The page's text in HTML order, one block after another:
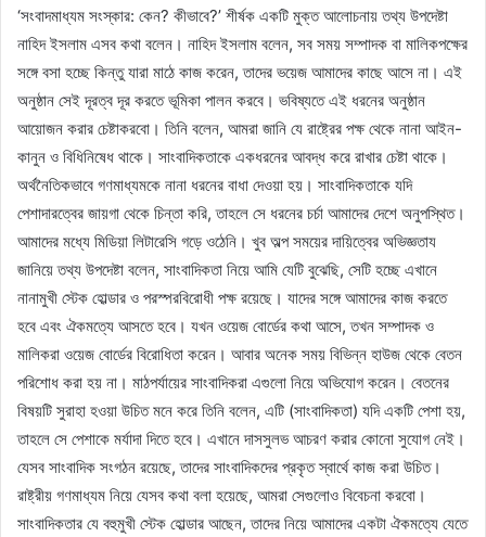
‘সংবাদমাধ্যম সংস্কার: কেন? কীভাবে?’ শীর্ষক একটি মুক্ত আলোচনায় তথ্য উপদেষ্টা
নাহিদ ইসলাম এসব কথা বলেন। নাহিদ ইসলাম বলেন, সব সময় সম্পাদক বা মালিকপক্ষের
সঙ্গে বসা হচ্ছে কিন্তু যারা মাঠে কাজ করেন, তাদের ভয়েজ আমাদের কাছে আসে না। এই
অনুষ্ঠান সেই দূরত্ব দূর করতে ভূমিকা পালন করবে। ভবিষ্যতে এই ধরনের অনুষ্ঠান
আয়োজন করার চেষ্টাকরবো। তিনি বলেন, আমরা জানি যে রাষ্ট্রের পক্ষ থেকে নানা আইন-
কানুন ও বিধিনিষেধ থাকে। সাংবাদিকতাকে একধরনের আবদ্ধ করে রাখার চেষ্টা থাকে।
অর্থনৈতিকভাবে গণমাধ্যমকে নানা ধরনের বাধা দেওয়া হয়। সাংবাদিকতাকে যদি
পেশাদারত্বের জায়গা থেকে চিন্তা করি, তাহলে সে ধরনের চর্চা আমাদের দেশে অনুপস্থিত।
আমাদের মধ্যে মিডিয়া লিটারেসি গড়ে ওঠেনি। খুব অল্প সময়ের দায়িত্বের অভিজ্ঞতায
জানিয়ে তথ্য উপদেষ্টা বলেন, সাংবাদিকতা নিয়ে আমি যেটি বুঝেছি, সেটি হচ্ছে এখানে
নানামুখী স্টেক হোল্ডার ও পরস্পরবিরোধী পক্ষ রয়েছে। যাদের সঙ্গে আমাদের কাজ করতে
হবে এবং ঐকমত্যে আসতে হবে। যখন ওয়েজ বোর্ডের কথা আসে, তখন সম্পাদক ও
মালিকরা ওয়েজ বোর্ডের বিরোধিতা করেন। আবার অনেক সময় বিভিন্ন হাউজ থেকে বেতন
পরিশোধ করা হয় না। মাঠপর্যায়ের সাংবাদিকরা এগুলো নিয়ে অভিযোগ করেন। বেতনের
বিষয়টি সুরাহা হওয়া উচিত মনে করে তিনি বলেন, এটি (সাংবাদিকতা) যদি একটি পেশা হয়,
তাহলে সে পেশাকে মর্যাদা দিতে হবে। এখানে দাসসুলভ আচরণ করার কোনো সুযোগ নেই।
যেসব সাংবাদিক সংগঠন রয়েছে, তাদের সাংবাদিকদের প্রকৃত স্বার্থে কাজ করা উচিত।
রাষ্ট্রীয় গণমাধ্যম নিয়ে যেসব কথা বলা হয়েছে, আমরা সেগুলোও বিবেচনা করবো।
সাংবাদিকতার যে বহুমুখী স্টেক হোল্ডার আছেন, তাদের নিয়ে আমাদের একটা ঐকমত্যে যেতে